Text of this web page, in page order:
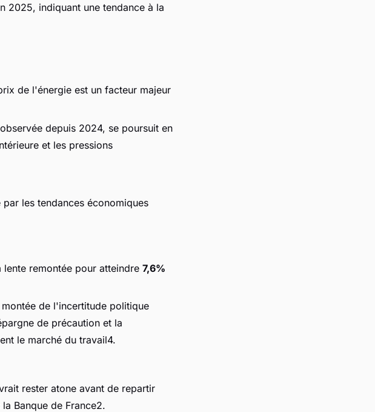
2025, indiquant une tendance à la
de l'énergie est un facteur majeur
depuis 2024, se poursuit en
et les pressions
les tendances économiques
remontée pour atteindre 7,6%
de l'incertitude politique
de précaution et la
le marché du travail4.
rester atone avant de repartir
Banque de France2.